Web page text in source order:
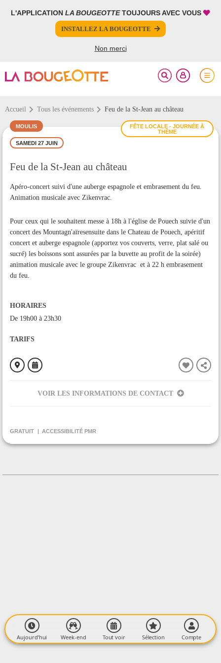
L'APPLICATION LA BOUGEOTTETOUJOURS AVEC VOUS
INSTALLEZ LA BOUGEOTTE
Non merci
Accueil Tous les événements Feu de la St-Jean au château
FÊTE LOCALE - JOURNÉE À
THÈME
MOULIS
SAMEDI 27 JUIN
Feu de la St-Jean au château
Apéro-concert suivi d'une auberge espagnole et embrasement du feu.
Animation musicale avec Zikenvrac.
Pour ceux qui le souhaitent messe à 18h à l'église de Pouech suivie d'un
concert des Mountagn'aïresensuite dans le Chateau de Pouech, apéritif
concert et auberge espagnole (apportez vos couverts, verre, plat salé ou
sucré) les boissons sont assurées par la buvette au profit de la soirée)
animation musicale avec le groupe Zikenvrac et à 22 h embrasement
du feu.
HORAIRES
De 19h00 à 23h30
TARIFS
VOIR LES INFORMATIONS DE CONTACT
GRATUIT ACCESSIBILITÉ PMR
FERMER
PARTAGER
Aujourd’hui Week-end Tout voir Sélection Compte
FERMER
Votre inscription à la newsletter a été effectuée.